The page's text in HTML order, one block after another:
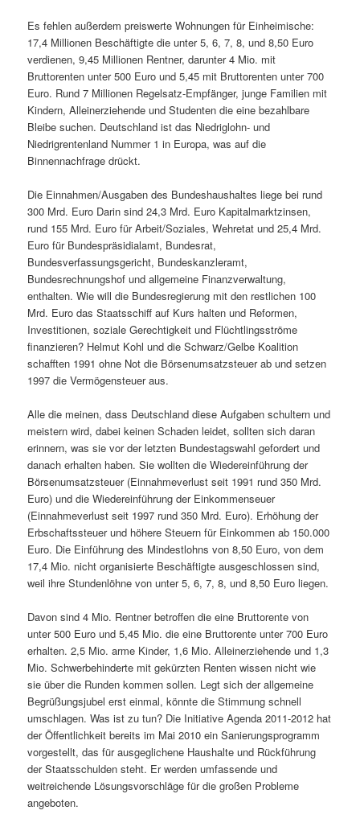
Es fehlen außerdem preiswerte Wohnungen für Einheimische:
17,4 Millionen Beschäftigte die unter 5, 6, 7, 8, und 8,50 Euro
verdienen, 9,45 Millionen Rentner, darunter 4 Mio. mit
Bruttorenten unter 500 Euro und 5,45 mit Bruttorenten unter 700
Euro. Rund 7 Millionen Regelsatz-Empfänger, junge Familien mit
Kindern, Alleinerziehende und Studenten die eine bezahlbare
Bleibe suchen. Deutschland ist das Niedriglohn- und
Niedrigrentenland Nummer 1 in Europa, was auf die
Binnennachfrage drückt.
Die Einnahmen/Ausgaben des Bundeshaushaltes liege bei rund
300 Mrd. Euro Darin sind 24,3 Mrd. Euro Kapitalmarktzinsen,
rund 155 Mrd. Euro für Arbeit/Soziales, Wehretat und 25,4 Mrd.
Euro für Bundespräsidialamt, Bundesrat,
Bundesverfassungsgericht, Bundeskanzleramt,
Bundesrechnungshof und allgemeine Finanzverwaltung,
enthalten. Wie will die Bundesregierung mit den restlichen 100
Mrd. Euro das Staatsschiff auf Kurs halten und Reformen,
Investitionen, soziale Gerechtigkeit und Flüchtlingsströme
finanzieren? Helmut Kohl und die Schwarz/Gelbe Koalition
schafften 1991 ohne Not die Börsenumsatzsteuer ab und setzen
1997 die Vermögensteuer aus.
Alle die meinen, dass Deutschland diese Aufgaben schultern und
meistern wird, dabei keinen Schaden leidet, sollten sich daran
erinnern, was sie vor der letzten Bundestagswahl gefordert und
danach erhalten haben. Sie wollten die Wiedereinführung der
Börsenumsatzsteuer (Einnahmeverlust seit 1991 rund 350 Mrd.
Euro) und die Wiedereinführung der Einkommenseuer
(Einnahmeverlust seit 1997 rund 350 Mrd. Euro). Erhöhung der
Erbschaftssteuer und höhere Steuern für Einkommen ab 150.000
Euro. Die Einführung des Mindestlohns von 8,50 Euro, von dem
17,4 Mio. nicht organisierte Beschäftigte ausgeschlossen sind,
weil ihre Stundenlöhne von unter 5, 6, 7, 8, und 8,50 Euro liegen.
Davon sind 4 Mio. Rentner betroffen die eine Bruttorente von
unter 500 Euro und 5,45 Mio. die eine Bruttorente unter 700 Euro
erhalten. 2,5 Mio. arme Kinder, 1,6 Mio. Alleinerziehende und 1,3
Mio. Schwerbehinderte mit gekürzten Renten wissen nicht wie
sie über die Runden kommen sollen. Legt sich der allgemeine
Begrüßungsjubel erst einmal, könnte die Stimmung schnell
umschlagen. Was ist zu tun? Die Initiative Agenda 2011-2012 hat
der Öffentlichkeit bereits im Mai 2010 ein Sanierungsprogramm
vorgestellt, das für ausgeglichene Haushalte und Rückführung
der Staatsschulden steht. Er werden umfassende und
weitreichende Lösungsvorschläge für die großen Probleme
angeboten.